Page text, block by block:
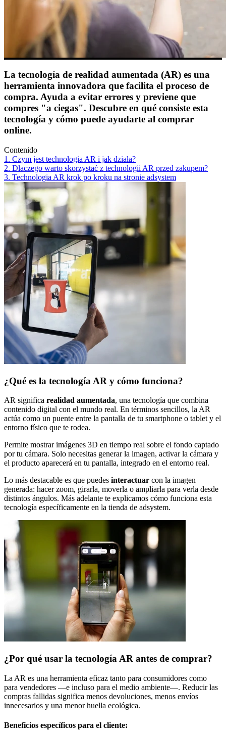
La tecnología de realidad aumentada (AR) es una
herramienta innovadora que facilita el proceso de
compra. Ayuda a evitar errores y previene que
compres "a ciegas". Descubre en qué consiste esta
tecnología y cómo puede ayudarte al comprar
online.
Contenido
1. Czym jest technologia AR i jak działa?
2. Dlaczego warto skorzystać z technologii AR przed zakupem?
3. Technologia AR krok po kroku na stronie adsystem
¿Qué es la tecnología AR y cómo funciona?
AR significa realidad aumentada, una tecnología que combina
contenido digital con el mundo real. En términos sencillos, la AR
actúa como un puente entre la pantalla de tu smartphone o tablet y el
entorno físico que te rodea.
Permite mostrar imágenes 3D en tiempo real sobre el fondo captado
por tu cámara. Solo necesitas generar la imagen, activar la cámara y
el producto aparecerá en tu pantalla, integrado en el entorno real.
Lo más destacable es que puedes interactuar con la imagen
generada: hacer zoom, girarla, moverla o ampliarla para verla desde
distintos ángulos. Más adelante te explicamos cómo funciona esta
tecnología específicamente en la tienda de adsystem.
¿Por qué usar la tecnología AR antes de comprar?
La AR es una herramienta eficaz tanto para consumidores como
para vendedores —e incluso para el medio ambiente—. Reducir las
compras fallidas significa menos devoluciones, menos envíos
innecesarios y una menor huella ecológica.
Beneficios específicos para el cliente: